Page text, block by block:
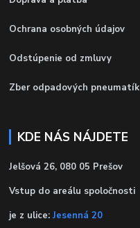
Ochrana osobných údajov
Odstúpenie od zmluvy
Zber odpadových pneumatík
KDE NÁS NÁJDETE
Jelšová 26, 080 05 Prešov
Vstup do areálu spoločnosti
je z ulice: Jesenná 20